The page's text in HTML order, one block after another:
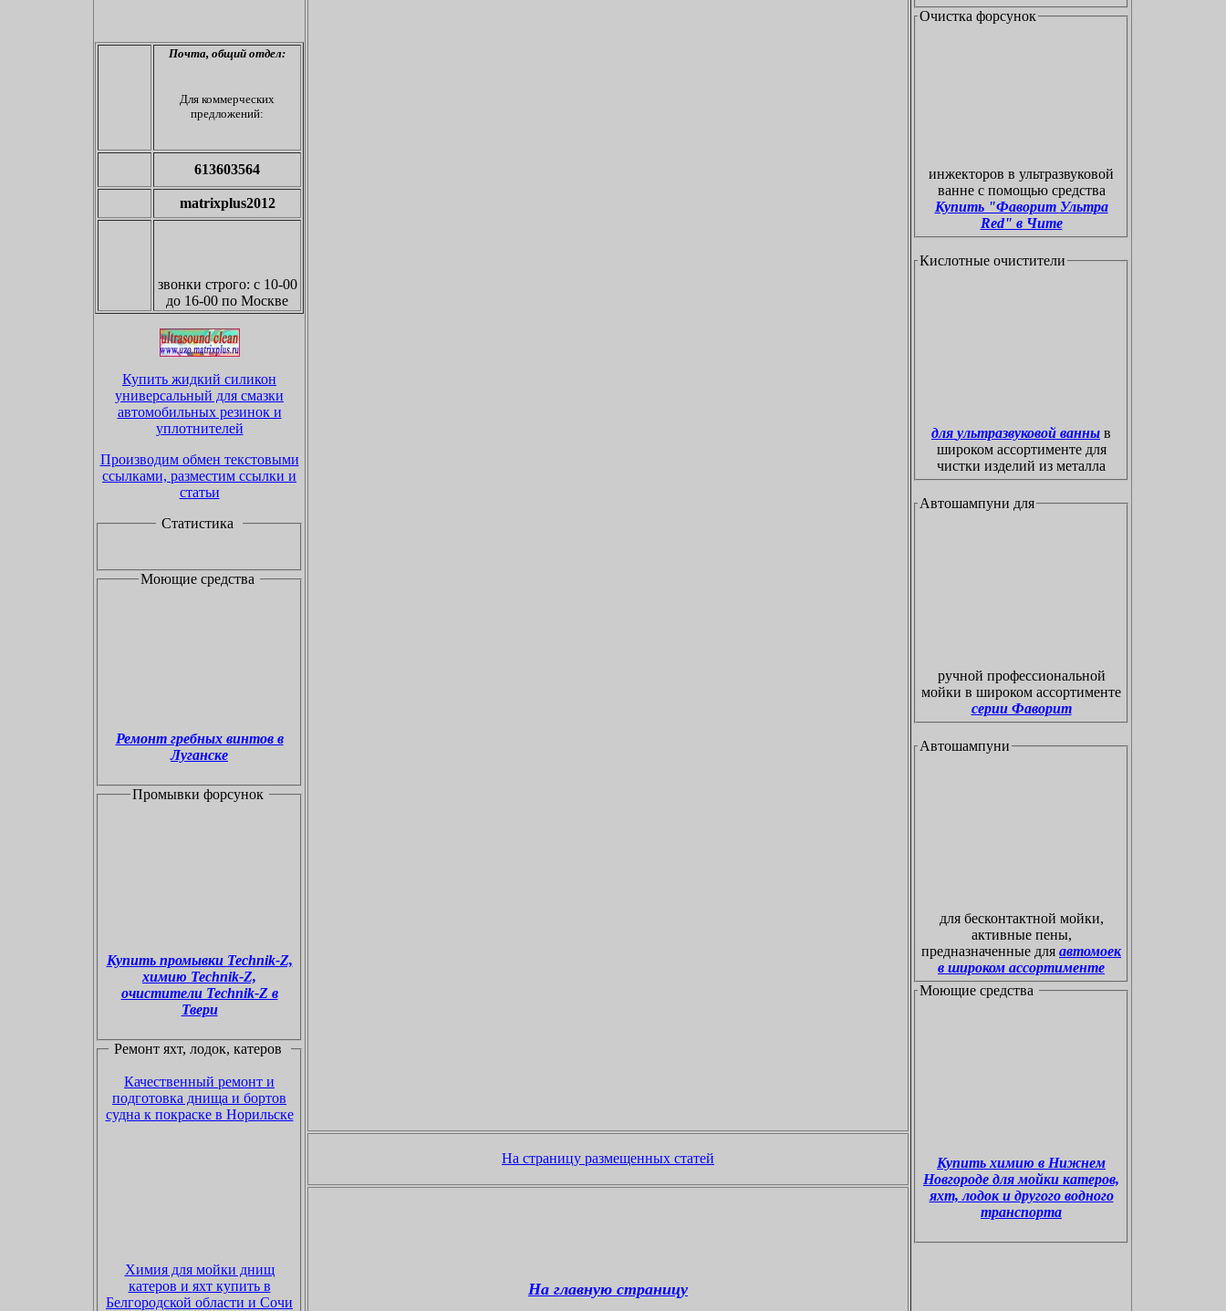
Почта, общий отдел:
Для коммерческих
предложений:
613603564
matrixplus2012
звонки строго: с 10-00
до 16-00 по Москве
Купить жидкий силикон
универсальный для смазки
автомобильных резинок и
уплотнителей
Производим обмен текстовыми
ссылками, разместим ссылки и
статьи
Статистика
Моющие средства
Ремонт гребных винтов в
Луганске
Промывки форсунок
Купить промывки Technik-Z,
химию Technik-Z,
очистители Technik-Z в
Твери
Ремонт яхт, лодок, катеров
Качественный ремонт и
подготовка днища и бортов
судна к покраске в Норильске
Химия для мойки днищ
катеров и яхт купить в
Белгородской области и Сочи
Очистка форсунок
инжекторов в ультразвуковой
ванне с помощью средства
Купить "Фаворит Ультра
Red" в Чите
Кислотные очистители
для ультразвуковой ванны в
широком ассортименте для
чистки изделий из металла
Автошампуни для
ручной профессиональной
мойки в широком ассортименте
серии Фаворит
Автошампуни
для бесконтактной мойки,
активные пены,
предназначенные для автомоек
в широком ассортименте
Моющие средства
Купить химию в Нижнем
Новгороде для мойки катеров,
яхт, лодок и другого водного
транспорта
На страницу размещенных статей
На главную страницу